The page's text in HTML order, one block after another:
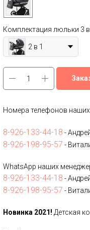
Комплектация люльки 3 в
2 в 1
Номера телефонов
8-926-133-44-18 -
8-926-198-95-57 -
WhatsApp наших
8-926-133-44-18 -
8-926-198-95-57 -
Новинка 2021! Детская